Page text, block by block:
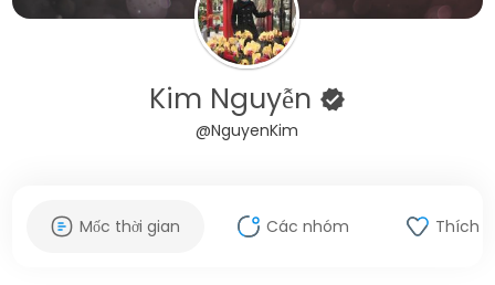
Kim Nguyễn
@NguyenKim
Mốc thời gian Các nhóm Thích